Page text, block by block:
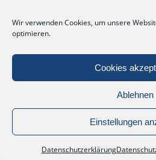
Wir verwenden Cookies, um unsere
optimieren.
Cookies
Ablehnen
Einstellungen
Datenschutzerklärung